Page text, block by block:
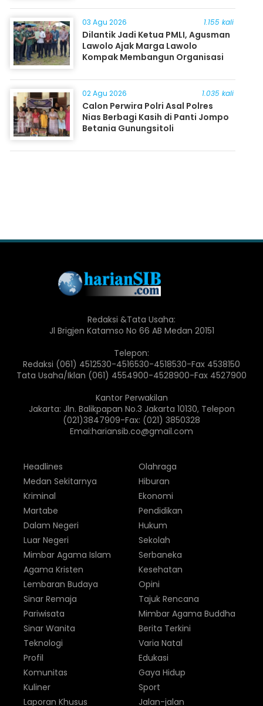
03 Agu 2026 1.155 kali
Dilantik Jadi Ketua PMLI, Agusman
Lawolo Ajak Marga Lawolo
Kompak Membangun Organisasi
02 Agu 2026 1.035 kali
Calon Perwira Polri Asal Polres
Nias Berbagi Kasih di Panti Jompo
Betania Gunungsitoli
Redaksi &Tata Usaha:
Jl Brigjen Katamso No 66 AB Medan 20151
Telepon:
Redaksi (061) 4512530-4516530-4518530-Fax 4538150
Tata Usaha/Iklan (061) 4554900-4528900-Fax 4527900
Kantor Perwakilan
Jakarta: Jln. Balikpapan No.3 Jakarta 10130, Telepon
(021)3847909-Fax: (021) 3850328
Emai:hariansib.co@gmail.com
Headlines
Medan Sekitarnya
Kriminal
Martabe
Dalam Negeri
Luar Negeri
Olahraga
Hiburan
Ekonomi
Pendidikan
Hukum
Sekolah
Mimbar Agama Islam
Agama Kristen
Lembaran Budaya
Sinar Remaja
Pariwisata
Sinar Wanita
Serbaneka
Kesehatan
Opini
Tajuk Rencana
Mimbar Agama Buddha
Berita Terkini
Teknologi
Profil
Komunitas
Kuliner
Laporan Khusus
Varia Natal
Edukasi
Gaya Hidup
Sport
Jalan-jalan